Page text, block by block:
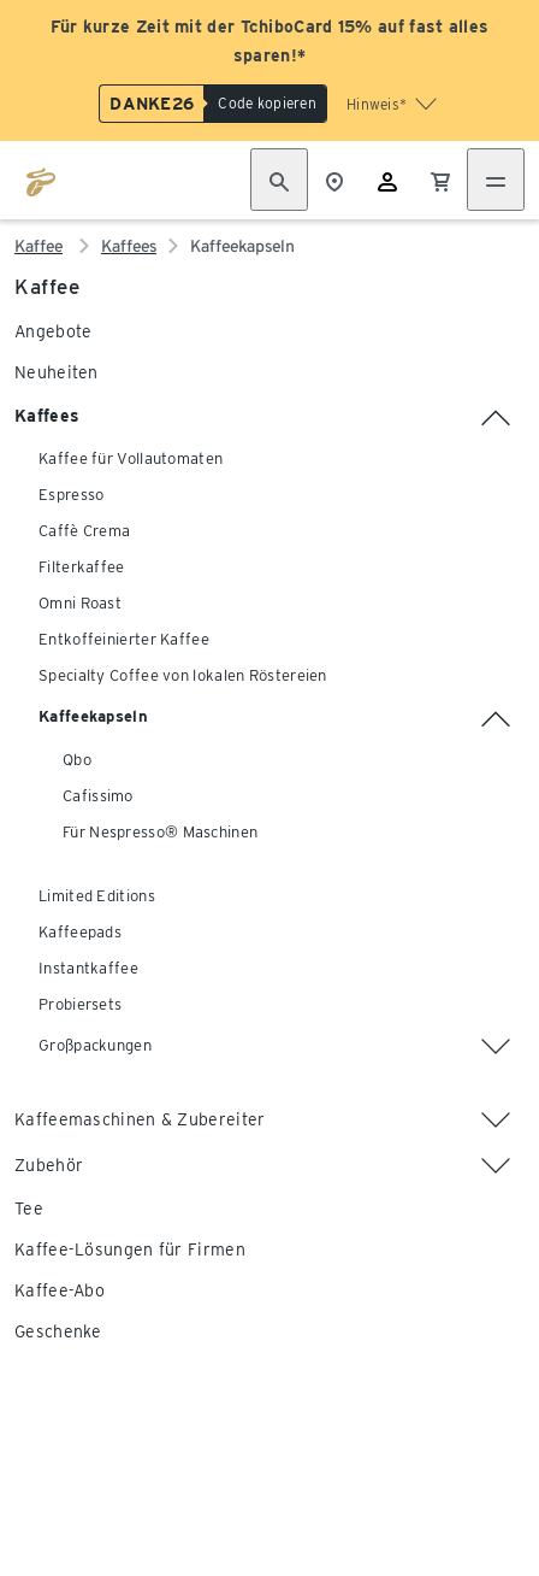
Für kurze Zeit mit der TchiboCard 15% auf fast alles
sparen!*
DANKE26 Code kopieren Hinweis*
Kaffee Kaffees Kaffeekapseln
Kaffee
Angebote
Neuheiten
Kaffees
Kaffee für Vollautomaten
Espresso
Caffè Crema
Filterkaffee
Omni Roast
Entkoffeinierter Kaffee
Specialty Coffee von lokalen Röstereien
Kaffeekapseln
Qbo
Cafissimo
Für Nespresso® Maschinen
Limited Editions
Kaffeepads
Instantkaffee
Probiersets
Großpackungen
Kaffeemaschinen & Zubereiter
Zubehör
Tee
Kaffee-Lösungen für Firmen
Kaffee-Abo
Geschenke